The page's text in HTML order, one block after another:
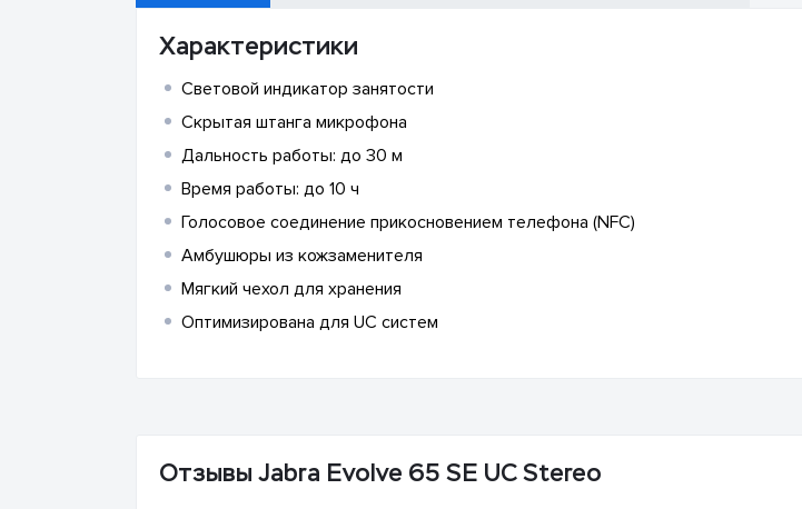
Характеристики
Световой индикатор занятости
Скрытая штанга микрофона
Дальность работы: до 30 м
Время работы: до 10 ч
Голосовое соединение прикосновением телефона (NFC)
Амбушюры из кожзаменителя
Мягкий чехол для хранения
Оптимизирована для UC систем
Отзывы Jabra Evolve 65 SE UC Stereo